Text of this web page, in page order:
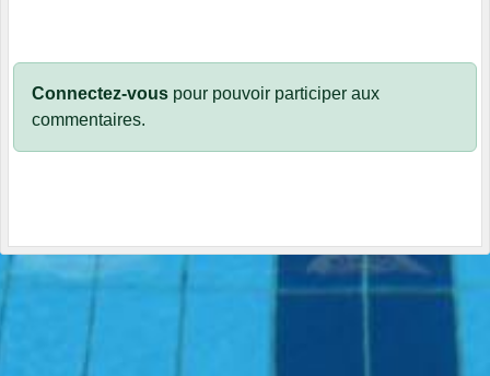
Connectez-vous pour pouvoir participer aux
commentaires.